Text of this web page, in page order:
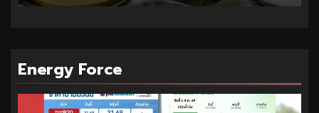
Energy Force